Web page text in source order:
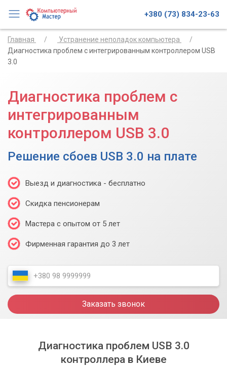
+380 (73) 834-23-63
Главная
Устранение неполадок компьютера
Диагностика проблем с интегрированным контроллером USB
3.0
Диагностика проблем с
интегрированным
контроллером USB 3.0
Решение сбоев USB 3.0 на плате
Выезд и диагностика - бесплатно
Скидка пенсионерам
Мастера с опытом от 5 лет
Фирменная гарантия до 3 лет
Заказать звонок
Диагностика проблем USB 3.0
контроллера в Киеве